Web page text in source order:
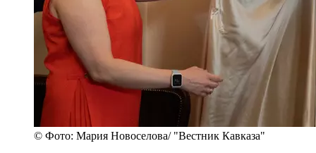
© Фото: Мария Новоселова/ "Вестник Кавказа"